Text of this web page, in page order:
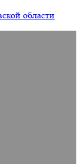
области